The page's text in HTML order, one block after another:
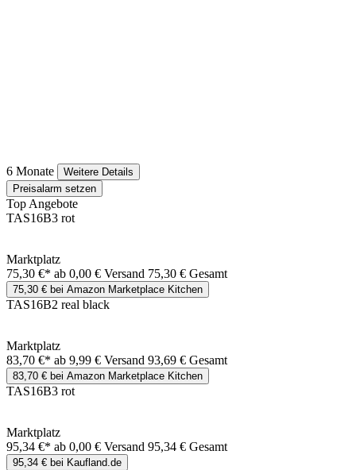
6 Monate
Weitere Details
Preisalarm setzen
Top Angebote
TAS16B3 rot
Marktplatz
75,30 €* ab 0,00 € Versand 75,30 € Gesamt
75,30 € bei Amazon Marketplace Kitchen
TAS16B2 real black
Marktplatz
83,70 €* ab 9,99 € Versand 93,69 € Gesamt
83,70 € bei Amazon Marketplace Kitchen
TAS16B3 rot
Marktplatz
95,34 €* ab 0,00 € Versand 95,34 € Gesamt
95,34 € bei Kaufland.de